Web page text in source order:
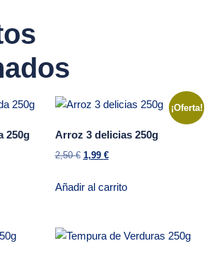
250g
¡Oferta!
Arroz 3 delicias 250g
2,50€ 1,99 €
Añadir al carrito